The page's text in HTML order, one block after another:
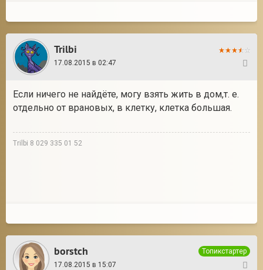
Trilbi
17.08.2015 в 02:47
Если ничего не найдёте, могу взять жить в дом,т. е.
отдельно от врановых, в клетку, клетка большая.
Trilbi 8 029 335 01 52
borstch
Топикстартер
17.08.2015 в 15:07